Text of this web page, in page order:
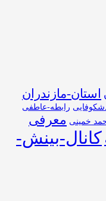
استان-مازندران
رابطه-عاطفی
خمینی معرفی
کانال-بینش-